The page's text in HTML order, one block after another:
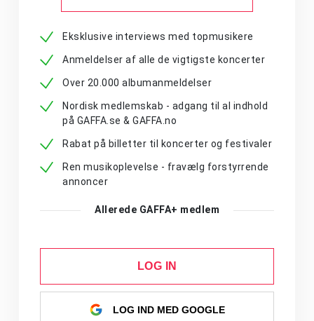
Eksklusive interviews med topmusikere
Anmeldelser af alle de vigtigste koncerter
Over 20.000 albumanmeldelser
Nordisk medlemskab - adgang til al indhold
på GAFFA.se & GAFFA.no
Rabat på billetter til koncerter og festivaler
Ren musikoplevelse - fravælg forstyrrende
annoncer
Allerede GAFFA+ medlem
LOG IN
LOG IND MED GOOGLE